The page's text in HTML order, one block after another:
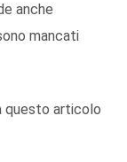
anche
mancati
questo articolo